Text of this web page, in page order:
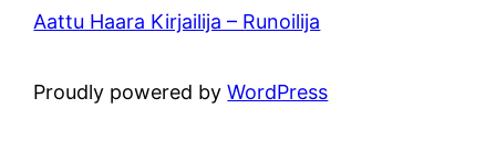
Aattu Haara Kirjailija – Runoilija
Proudly powered byWordPress